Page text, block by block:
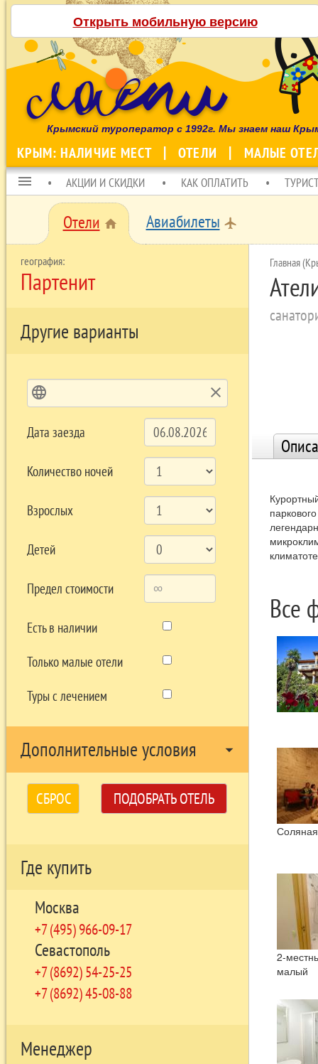
Открыть мобильную версию
Крымский туроператор с 1992г. Мы знаем наш
КРЫМ: НАЛИЧИЕ МЕСТ ОТЕЛИ МАЛЫЕ
menu АКЦИИ И СКИДКИ КАК ОПЛАТИТЬ
Отели home Авиабилеты local_airport
Партенит
Другие варианты
language clear
Дата заезда
Количество ночей
Взрослых
Детей
Предел стоимости
Есть в наличии
Только малые отели
Туры с лечением
Дополнительные условия arrow_drop_down
СБРОС ПОДОБРАТЬ ОТЕЛЬ
Где купить
Москва
+7 (495) 966-09-17
Севастополь
+7 (8692) 54-25-25
+7 (8692) 45-08-88
Менеджер
Главная
«Все
Андрея
А.С
В 1920
С
Карасан».
Все
2-
малый